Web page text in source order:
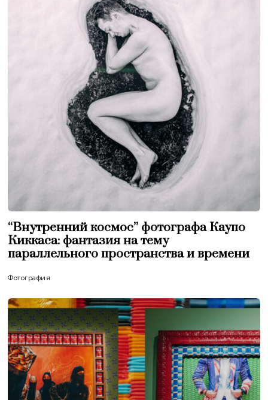
“Внутренний космос” фотографа Каупо
Киккаса: фантазия на тему
параллельного пространства и времени
Фотография